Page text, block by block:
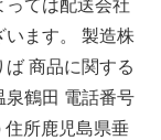
っては配送会社
います。 製造株
商品に関する
鶴田 電話番号
所鹿児島県垂